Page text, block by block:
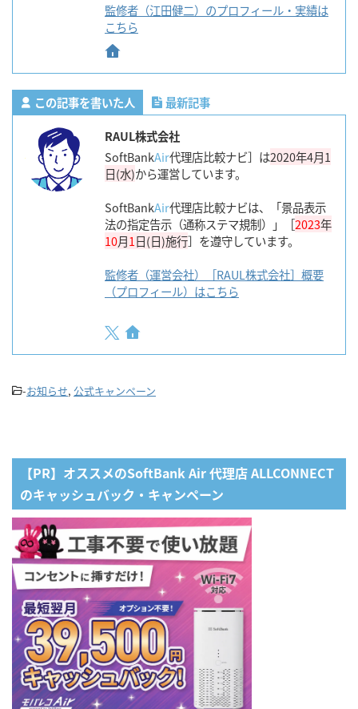
監修者（江田健二）のプロフィール・実績は
こちら
この記事を書いた人
最新記事
RAUL株式会社
SoftBankAir代理店比較ナビ］は2020年4月1
日(水)から運営しています。
SoftBankAir代理店比較ナビは、「景品表示
法の指定告示（通称ステマ規制）」［2023年
10月1 日(日)施行］を遵守しています。
監修者（運営会社）［RAUL株式会社］概要
（プロフィール）はこちら
-お知らせ, 公式キャンペーン
【PR】オススメのSoftBank Air 代理店 ALLCONNECT
のキャッシュバック・キャンペーン